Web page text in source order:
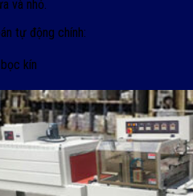
và nhỏ.
tự động chính:
kín